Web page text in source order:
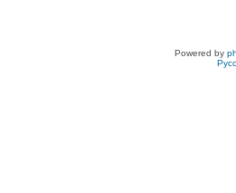
Powered by